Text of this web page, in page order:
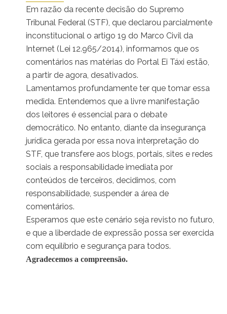
Em razão da recente decisão do Supremo
Tribunal Federal (STF), que declarou parcialmente
inconstitucional o artigo 19 do Marco Civil da
Internet (Lei 12.965/2014), informamos que os
comentários nas matérias do Portal Ei Táxi estão,
a partir de agora, desativados.
Lamentamos profundamente ter que tomar essa
medida. Entendemos que a livre manifestação
dos leitores é essencial para o debate
democrático. No entanto, diante da insegurança
jurídica gerada por essa nova interpretação do
STF, que transfere aos blogs, portais, sites e redes
sociais a responsabilidade imediata por
conteúdos de terceiros, decidimos, com
responsabilidade, suspender a área de
comentários.
Esperamos que este cenário seja revisto no futuro,
e que a liberdade de expressão possa ser exercida
com equilíbrio e segurança para todos.
Agradecemos a compreensão.